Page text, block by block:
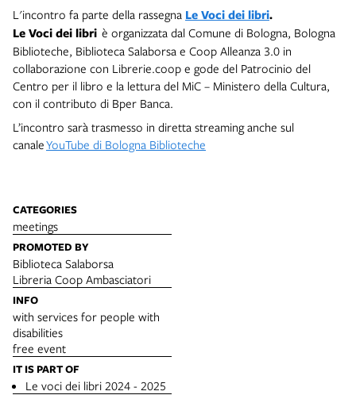
L'incontro fa parte della rassegna Le Voci dei libri.
Le Voci dei libri è organizzata dal Comune di Bologna, Bologna
Biblioteche, Biblioteca Salaborsa e Coop Alleanza 3.0 in
collaborazione con Librerie.coop e gode del Patrocinio del
Centro per il libro e la lettura del MiC – Ministero della Cultura,
con il contributo di Bper Banca.
L’incontro sarà trasmesso in diretta streaming anche sul
canaleYouTube di Bologna Biblioteche
CATEGORIES
meetings
PROMOTED BY
Biblioteca Salaborsa
Libreria Coop Ambasciatori
INFO
with services for people with
disabilities
free event
IT IS PART OF
Le voci dei libri 2024 - 2025